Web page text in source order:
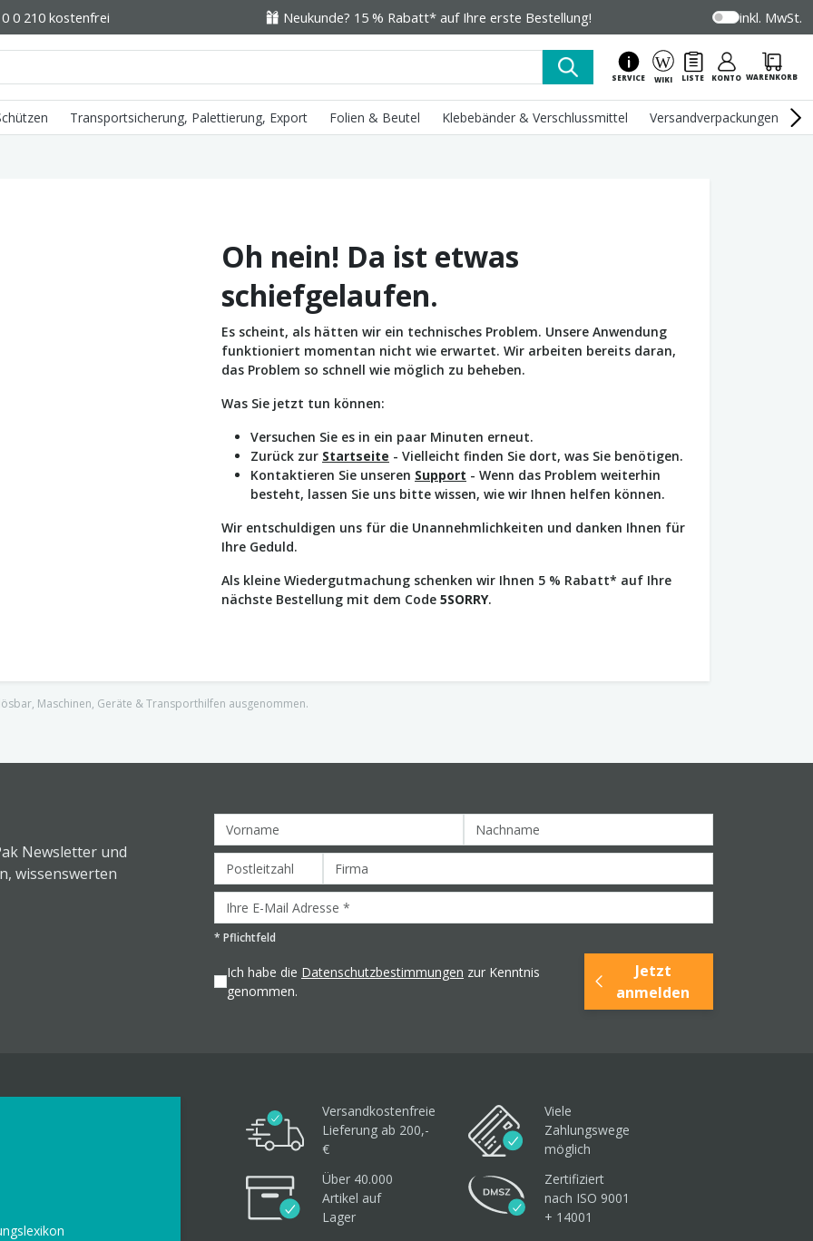
0 210 kostenfrei Neukunde? 15 % Rabatt* auf Ihre erste Bestellung! inkl. MwSt.
SERVICE WIKI LISTE KONTO WARENKORB
Transportsicherung, Palettierung, Export Folien & Beutel Klebebänder & Verschlussmittel Versandverpackungen
Oh nein! Da ist etwas
schiefgelaufen.
Es scheint, als hätten wir ein technisches Problem. Unsere Anwendung
funktioniert momentan nicht wie erwartet. Wir arbeiten bereits daran,
das Problem so schnell wie möglich zu beheben.
Was Sie jetzt tun können:
Versuchen Sie es in ein paar Minuten erneut.
Zurück zur Startseite - Vielleicht finden Sie dort, was Sie benötigen.
Kontaktieren Sie unseren Support - Wenn das Problem weiterhin
besteht, lassen Sie uns bitte wissen, wie wir Ihnen helfen können.
Wir entschuldigen uns für die Unannehmlichkeiten und danken Ihnen für
Ihre Geduld.
Als kleine Wiedergutmachung schenken wir Ihnen 5 % Rabatt* auf Ihre
nächste Bestellung mit dem Code 5SORRY.
Maschinen, Geräte & Transporthilfen ausgenommen.
Newsletter und
wissenswerten
* Pflichtfeld
Ich habe die Datenschutzbestimmungen zur Kenntnis
genommen.
Jetzt
anmelden
Versandkostenfreie
Lieferung ab 200,-
€
Viele
Zahlungswege
möglich
Über 40.000
Artikel auf
Lager
Zertifiziert
nach ISO 9001
+ 14001